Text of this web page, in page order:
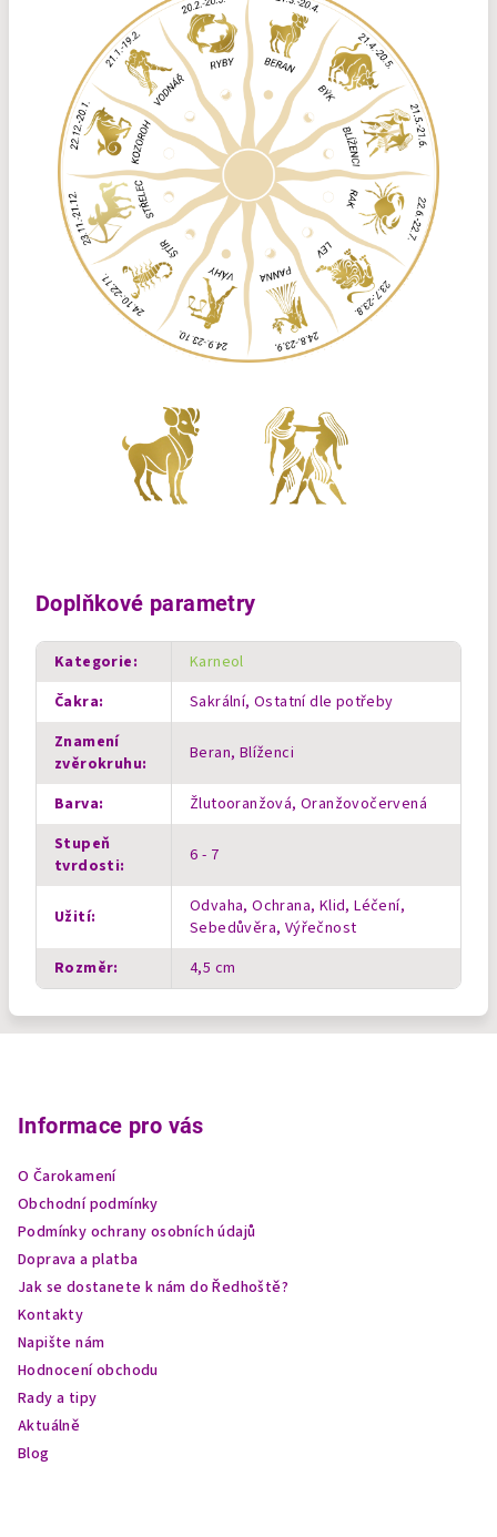
Doplňkové parametry
Kategorie:
Karneol
Čakra:
Sakrální, Ostatní dle potřeby
Znamení
zvěrokruhu: Beran, Blíženci
Barva:
Žlutooranžová, Oranžovočervená
Stupeň
tvrdosti: 6 - 7
Užití:
Odvaha, Ochrana, Klid, Léčení,
Sebedůvěra, Výřečnost
Rozměr: 4,5 cm
Informace pro vás
O Čarokamení
Obchodní podmínky
Podmínky ochrany osobních údajů
Doprava a platba
Jak se dostanete k nám do Ředhoště?
Kontakty
Napište nám
Hodnocení obchodu
Rady a tipy
Aktuálně
Blog